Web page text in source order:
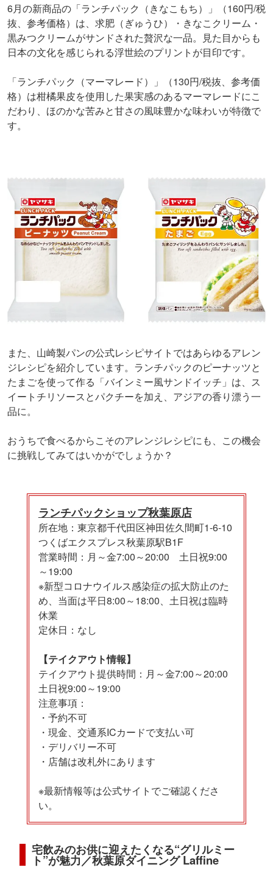
6月の新商品の「ランチパック（きなこもち）」（160円/税
抜、参考価格）は、求肥（ぎゅうひ）・きなこクリーム・
黒みつクリームがサンドされた贅沢な一品。見た目からも
日本の文化を感じられる浮世絵のプリントが目印です。
「ランチパック（マーマレード）」（130円/税抜、参考価
格）は柑橘果皮を使用した果実感のあるマーマレードにこ
だわり、ほのかな苦みと甘さの風味豊かな味わいが特徴で
す。
また、山崎製パンの公式レシピサイトではあらゆるアレン
ジレシピを紹介しています。ランチパックのピーナッツと
たまごを使って作る「バインミー風サンドイッチ」は、ス
イートチリソースとパクチーを加え、アジアの香り漂う一
品に。
おうちで食べるからこそのアレンジレシピにも、この機会
に挑戦してみてはいかがでしょうか？
ランチパックショップ秋葉原店
所在地：東京都千代田区神田佐久間町1-6-10
つくばエクスプレス秋葉原駅B1F
営業時間：月～金7:00～20:00 土日祝9:00
～19:00
※新型コロナウイルス感染症の拡大防止のた
め、当面は平日8:00～18:00、土日祝は臨時
休業
定休日：なし
【テイクアウト情報】
テイクアウト提供時間：月～金7:00～20:00
土日祝9:00～19:00
注意事項：
・予約不可
・現金、交通系ICカードで支払い可
・デリバリー不可
・店舗は改札外にあります
※最新情報等は公式サイトでご確認くださ
い。
宅飲みのお供に迎えたくなる“グリルミー
ト”が魅力／秋葉原ダイニング Laffine